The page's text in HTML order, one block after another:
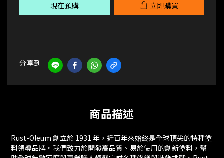
現在預購 立即購買
分享到
商品描述
Rust-Oleum 創立於 1931 年，近百年來始終是全球頂尖的特種塗
料領導品牌。我們致力於開發高品質、易於使用的創新塗料，幫